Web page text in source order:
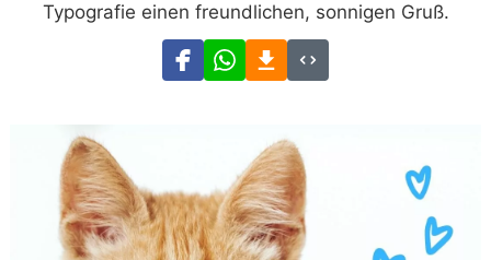
Typografie einen freundlichen, sonnigen Gruß.